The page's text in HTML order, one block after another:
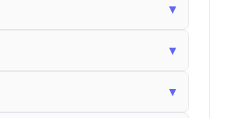
▾
▾
▾